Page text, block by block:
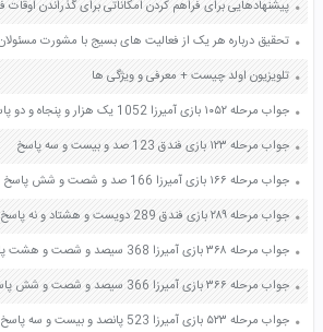
تحقیق درباره هر یک از فعالیت های بسیج با مشورت مسئولان صفحه 32
تلویزیون اولد چیست + معرفی و ویژگی ها
جواب مرحله ۱۰۵۲ بازی آمیرزا 1052 یک هزار و پنجاه و دو پاسخ
جواب مرحله ۱۲۳ بازی فندق 123 صد و بیست و سه پاسخ
جواب مرحله ۱۶۶ بازی آمیرزا 166 صد و شصت و شش پاسخ
جواب مرحله ۲۸۹ بازی فندق 289 دویست و هشتاد و نه پاسخ
جواب مرحله ۳۶۸ بازی آمیرزا 368 سیصد و شصت و هشت پاسخ
جواب مرحله ۳۶۶ بازی آمیرزا 366 سیصد و شصت و شش پاسخ
جواب مرحله ۵۲۳ بازی آمیرزا 523 پانصد و بیست و سه پاسخ